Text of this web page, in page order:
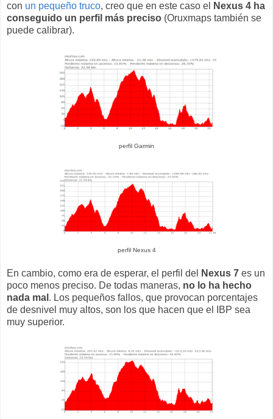
con un pequeño truco, creo que en este caso el
Nexus 4 ha
conseguido un perfil más preciso (Oruxmaps también se
puede calibrar).
perfil Garmin
perfil Nexus 4
En cambio, como era de esperar, el perfil del Nexus 7 es un
poco menos preciso. De todas maneras, no lo ha hecho
nada mal . Los pequeños fallos, que provocan porcentajes
de desnivel muy altos, son los que hacen que el IBP sea
muy superior.